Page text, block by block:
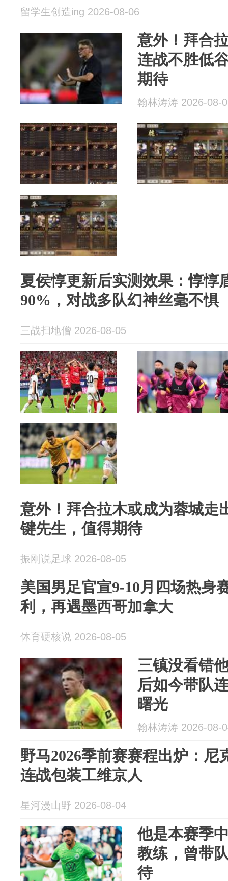
留学生创造ing 2026-08-06
意外！拜合
连战不胜低
期待
翰林涛涛 2026-08-
夏侯惇更新后实测效果：惇惇
90%，对战多队幻神丝毫不惧
三战扫地僧 2026-08-05
意外！拜合拉木或成为蓉城走
键先生，值得期待
振刚说足球 2026-08-05
美国男足官宣9-10月四场热身
利，再遇墨西哥加拿大
体育硬核说 2026-08-05
三镇没看错
后如今带队
曙光
翰林涛涛 2026-08-
野马2026季前赛赛程出炉：尼
连战包装工维京人
星河漫山野 2026-08-04
他是本赛季
教练，曾带
待